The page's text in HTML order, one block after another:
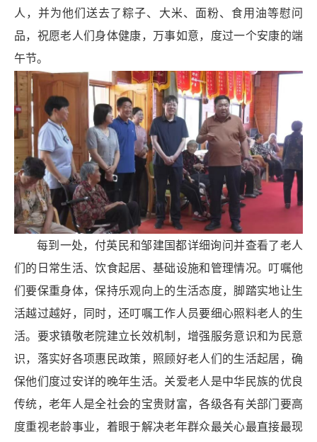
人，并为他们送去了粽子、大米、面粉、食用油等慰问
品，祝愿老人们身体健康，万事如意，度过一个安康的端
午节。
每到一处，付英民和邹建国都详细询问并查看了老人
们的日常生活、饮食起居、基础设施和管理情况。叮嘱他
们要保重身体，保持乐观向上的生活态度，脚踏实地让生
活越过越好，同时，还叮嘱工作人员要细心照料老人的生
活。要求镇敬老院建立长效机制，增强服务意识和为民意
识，落实好各项惠民政策，照顾好老人们的生活起居，确
保他们度过安详的晚年生活。关爱老人是中华民族的优良
传统，老年人是全社会的宝贵财富，各级各有关部门要高
度重视老龄事业，着眼于解决老年群众最关心最直接最现